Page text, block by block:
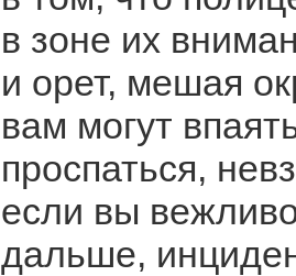
в зоне их
и орет, мешая
вам могут
проспаться,
если вы
дальше,